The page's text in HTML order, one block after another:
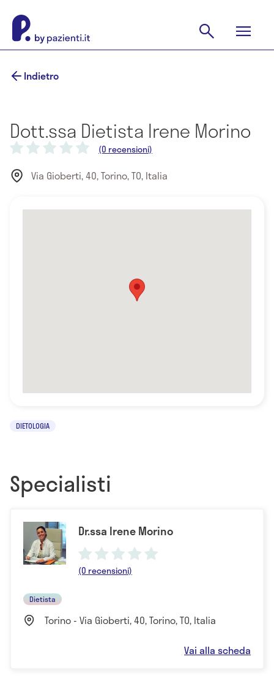
Indietro
Dott.ssa Dietista Irene Morino
(0 recensioni)
Via Gioberti, 40, Torino, TO, Italia
DIETOLOGIA
Specialisti
Dr.ssa Irene Morino
(0 recensioni)
Dietista
Torino - Via Gioberti, 40, Torino, TO, Italia
Vai alla scheda